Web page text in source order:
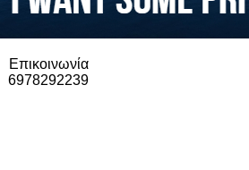
Επικοινωνία
6978292239